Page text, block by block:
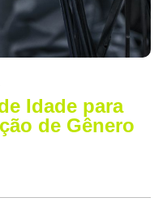
Idade para
de Gênero